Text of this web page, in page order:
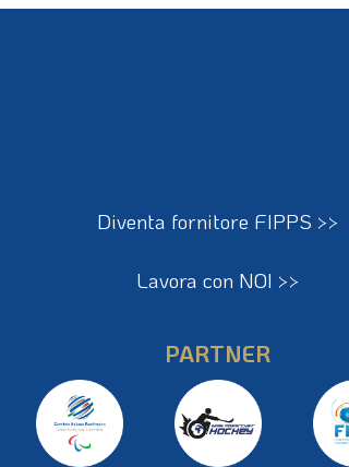
Diventa fornitore FIPPS >>
Lavora con NOI >>
PARTNER